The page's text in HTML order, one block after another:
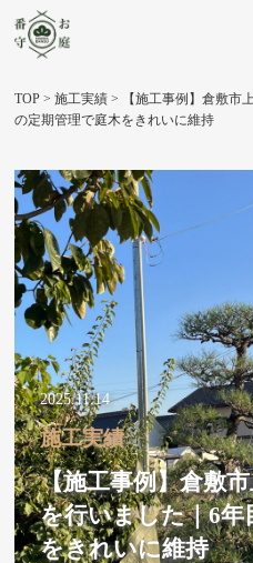
TOP >施工実績 >
【施工事例】倉敷市
の定期管理で庭木をきれいに維持
2025.11.14
施工実績
【施工事例】倉敷
を行いました｜6年
をきれいに維持